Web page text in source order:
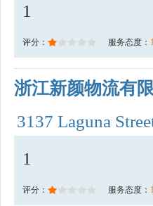
1
评分： 服务态度： 1
浙江新颜物流有
3137 Laguna
1
评分： 服务态度： 1